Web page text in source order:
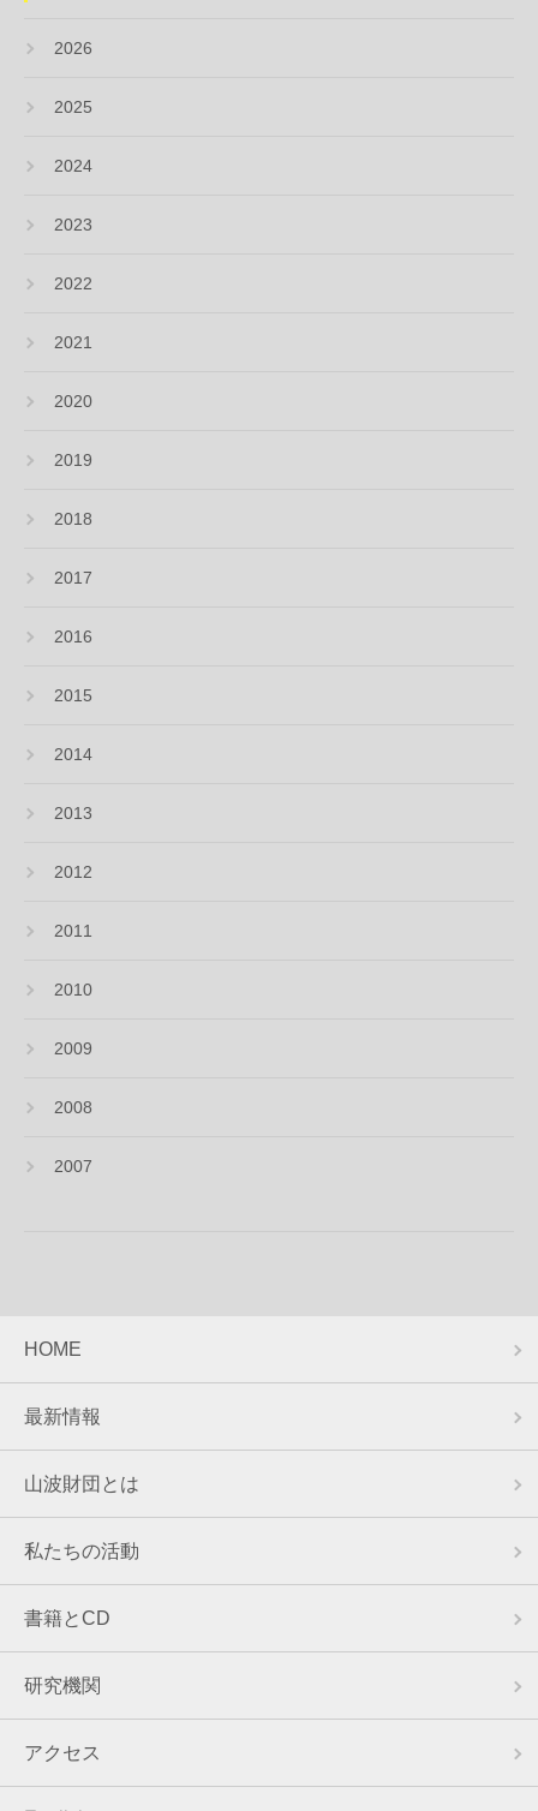
2026
2025
2024
2023
2022
2021
2020
2019
2018
2017
2016
2015
2014
2013
2012
2011
2010
2009
2008
2007
HOME
最新情報
山波財団とは
私たちの活動
書籍とCD
研究機関
アクセス